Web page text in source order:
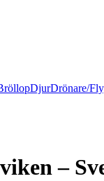
DjurDrönare/
–